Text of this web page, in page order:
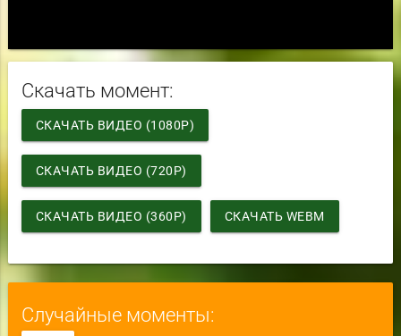
Скачать момент:
СКАЧАТЬ ВИДЕО (1080P)
СКАЧАТЬ ВИДЕО (720P)
СКАЧАТЬ ВИДЕО (360P) СКАЧАТЬ WEBM
Случайные моменты: